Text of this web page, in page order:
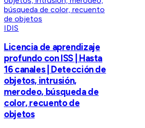
IDIS
Licencia de aprendizaje
profundo con ISS | Hasta
16 canales | Detección de
objetos, intrusión,
merodeo, búsqueda de
color, recuento de
objetos